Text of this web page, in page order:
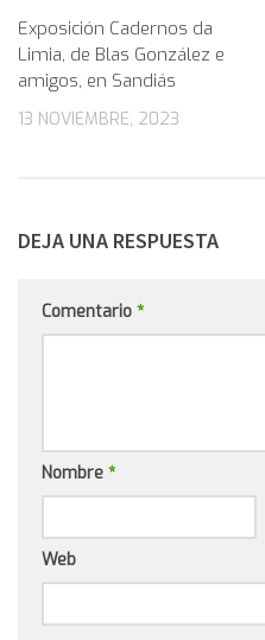
Exposición Cadernos da
Limia, de Blas González e
amigos, en Sandiás
13 NOVIEMBRE, 2023
DEJA UNA RESPUESTA
Comentario *
Nombre *
Web